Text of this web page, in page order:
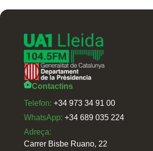
Contactins
Telefon: +34 973 34 91 00
WhatsApp: +34 689 035 224
Adreça:
Carrer Bisbe Ruano, 22